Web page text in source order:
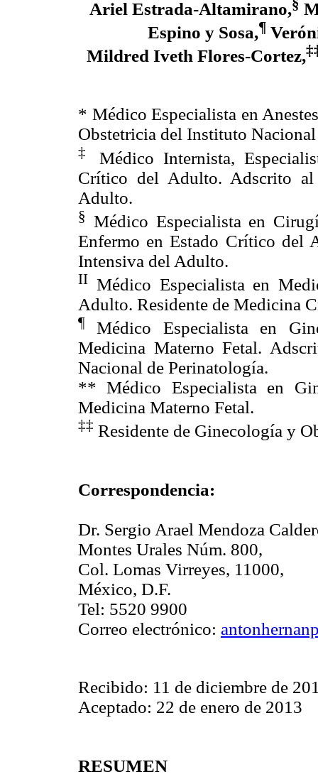
Ariel Estrada-Altamirano,§
Espino y Sosa,¶
Mildred Iveth Flores-Cortez,
* Médico Especialista en
Obstetricia del Instituto
‡
Médico Internista,
Crítico del Adulto. Adscrito al
Adulto.
§ Médico Especialista en
Enfermo en Estado Crítico del
Intensiva del Adulto.
II Médico Especialista en
Adulto. Residente de Medicina
¶
Médico Especialista en
Medicina Materno Fetal.
Nacional de Perinatología.
** Médico Especialista en
Medicina Materno Fetal.
‡‡ Residente de Ginecología y
Correspondencia:
Dr. Sergio Arael Mendoza
Montes Urales Núm. 800,
Col. Lomas Virreyes, 11000,
México, D.F.
Tel: 5520 9900
Correo electrónico:
Recibido: 11 de diciembre de
Aceptado: 22 de enero de 2013
RESUMEN